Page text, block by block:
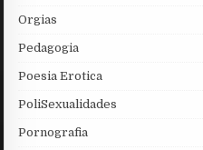
Orgias
Pedagogia
Poesia Erotica
PoliSexualidades
Pornografia